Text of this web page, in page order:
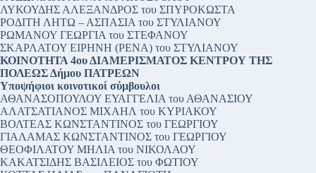
ΛΥΚΟΥΔΗΣ ΑΛΕΞΑΝΔΡΟΣ του ΣΠΥΡΟΚΩΣΤΑ
ΡΟΔΙΤΗ ΛΗΤΩ – ΑΣΠΑΣΙΑ του ΣΤΥΛΙΑΝΟΥ
ΡΩΜΑΝΟΥ ΓΕΩΡΓΙΑ του ΣΤΕΦΑΝΟΥ
ΣΚΑΡΛΑΤΟΥ ΕΙΡΗΝΗ (ΡΕΝΑ) του ΣΤΥΛΙΑΝΟΥ
ΚΟΙΝΟΤΗΤΑ 4ου ΔΙΑΜΕΡΙΣΜΑΤΟΣ ΚΕΝΤΡΟΥ ΤΗΣ
ΠΟΛΕΩΣ Δήμου ΠΑΤΡΕΩΝ
Υποψήφιοι κοινοτικοί σύμβουλοι
ΑΘΑΝΑΣΟΠΟΥΛΟΥ ΕΥΑΓΓΕΛΙΑ του ΑΘΑΝΑΣΙΟΥ
ΑΛΑΤΣΑΤΙΑΝΟΣ ΜΙΧΑΗΛ του ΚΥΡΙΑΚΟΥ
ΒΟΛΤΕΑΣ ΚΩΝΣΤΑΝΤΙΝΟΣ του ΓΕΩΡΓΙΟΥ
ΓΙΑΛΑΜΑΣ ΚΩΝΣΤΑΝΤΙΝΟΣ του ΓΕΩΡΓΙΟΥ
ΘΕΟΦΙΛΑΤΟΥ ΜΗΛΙΑ του ΝΙΚΟΛΑΟΥ
ΚΑΚΑΤΣΙΔΗΣ ΒΑΣΙΛΕΙΟΣ του ΦΩΤΙΟΥ